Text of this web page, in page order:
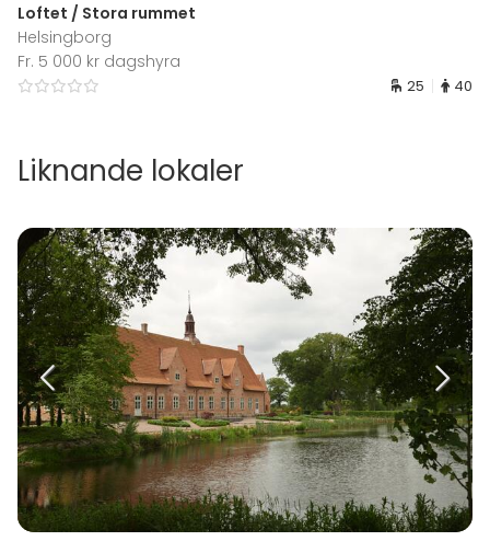
Loftet / Stora rummet
Helsingborg
Fr. 5 000 kr dagshyra
25 40
Liknande lokaler